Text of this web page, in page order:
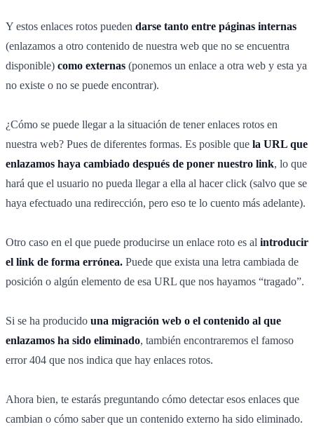
Y estos enlaces rotos pueden darse tanto entre páginas internas
(enlazamos a otro contenido de nuestra web que no se encuentra
disponible) como externas (ponemos un enlace a otra web y esta ya
no existe o no se puede encontrar).
¿Cómo se puede llegar a la situación de tener enlaces rotos en
nuestra web? Pues de diferentes formas. Es posible que la URL que
enlazamos haya cambiado después de poner nuestro link, lo que
hará que el usuario no pueda llegar a ella al hacer click (salvo que se
haya efectuado una redirección, pero eso te lo cuento más adelante).
Otro caso en el que puede producirse un enlace roto es al introducir
el link de forma errónea. Puede que exista una letra cambiada de
posición o algún elemento de esa URL que nos hayamos “tragado”.
Si se ha producido una migración web o el contenido al que
enlazamos ha sido eliminado, también encontraremos el famoso
error 404 que nos indica que hay enlaces rotos.
Ahora bien, te estarás preguntando cómo detectar esos enlaces que
cambian o cómo saber que un contenido externo ha sido eliminado.